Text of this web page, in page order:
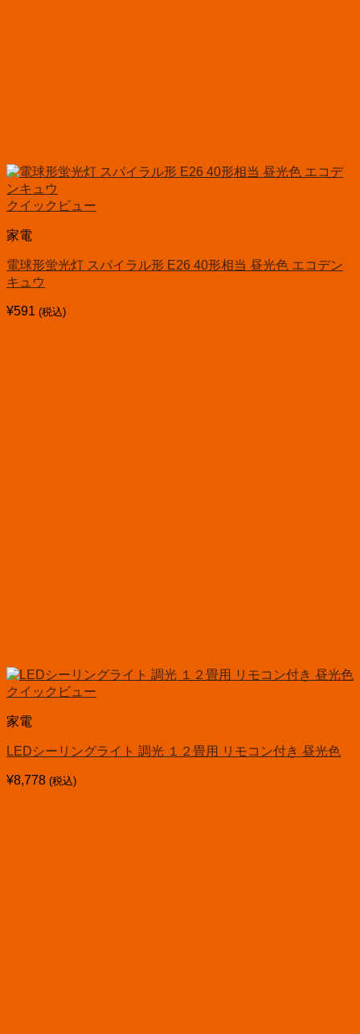
クイックビュー
家電
電球形蛍光灯 スパイラル形 E26 40形相当 昼光色 エコデン
キュウ
¥591 (税込)
クイックビュー
家電
LEDシーリングライト 調光 １２畳用 リモコン付き 昼光色
¥8,778 (税込)